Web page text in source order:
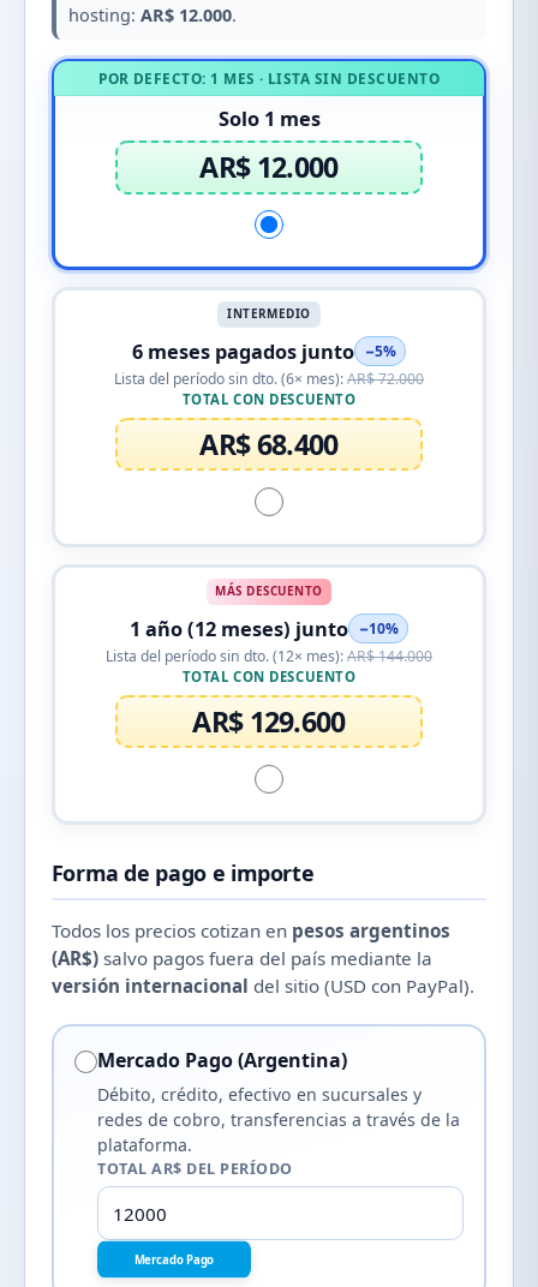
hosting: AR$ 12.000.
POR DEFECTO: 1 MES · LISTA SIN DESCUENTO
Solo 1 mes
AR$ 12.000
INTERMEDIO
6 meses pagados junto −5%
Lista del período sin dto. (6× mes):AR$ 72.000
TOTAL CON DESCUENTO
AR$ 68.400
MÁS DESCUENTO
1 año (12 meses) junto −10%
Lista del período sin dto. (12× mes):AR$ 144.000
TOTAL CON DESCUENTO
AR$ 129.600
Forma de pago e importe
Todos los precios cotizan en pesos argentinos
(AR$)salvo pagos fuera del país mediante la
versión internacional del sitio (USD con PayPal).
Mercado Pago (Argentina)
Débito, crédito, efectivo en sucursales y
redes de cobro, transferencias a través de la
plataforma.
TOTAL AR$ DEL PERÍODO
Mercado Pago